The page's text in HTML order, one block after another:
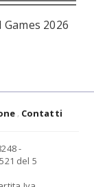
2026
Contatti
-
del 5